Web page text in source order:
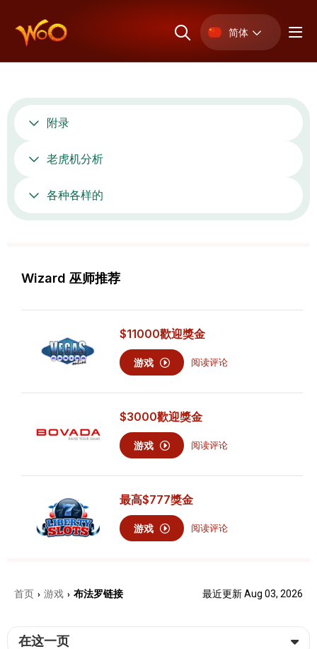
简体
附录
老虎机分析
各种各样的
Wizard 巫师推荐
$11000歡迎獎金
游戏 阅读评论
$3000歡迎獎金
游戏 阅读评论
最高$777獎金
游戏 阅读评论
首页 › 游戏 › 布法罗链接 最近更新 Aug 03, 2026
在这一页